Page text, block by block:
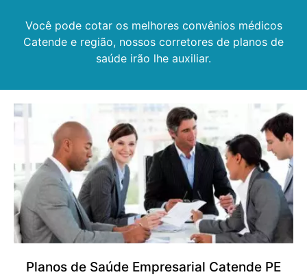
Você pode cotar os melhores convênios médicos
Catende e região, nossos corretores de planos de
saúde irão lhe auxiliar.
Planos de Saúde Empresarial Catende PE